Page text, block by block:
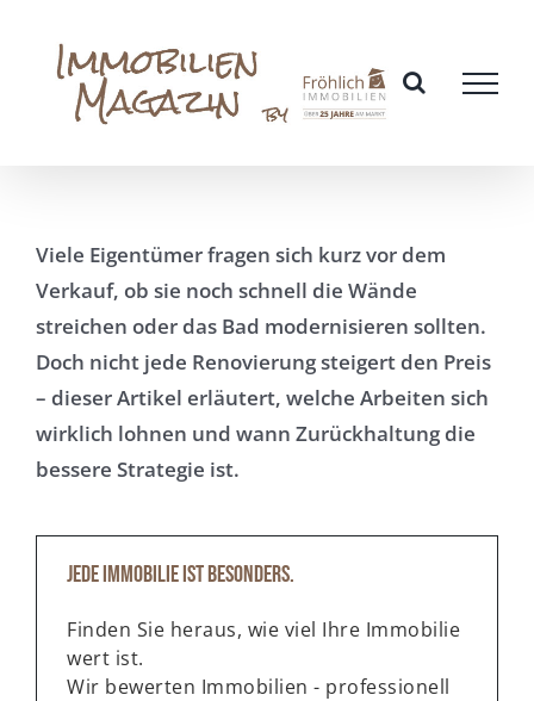
springen
Viele Eigentümer fragen sich kurz vor dem
Verkauf, ob sie noch schnell die Wände
streichen oder das Bad modernisieren sollten.
Doch nicht jede Renovierung steigert den Preis
– dieser Artikel erläutert, welche Arbeiten sich
wirklich lohnen und wann Zurückhaltung die
bessere Strategie ist.
Jede Immobilie ist besonders.
Finden Sie heraus, wie viel Ihre Immobilie
wert ist.
Wir bewerten Immobilien - professionell